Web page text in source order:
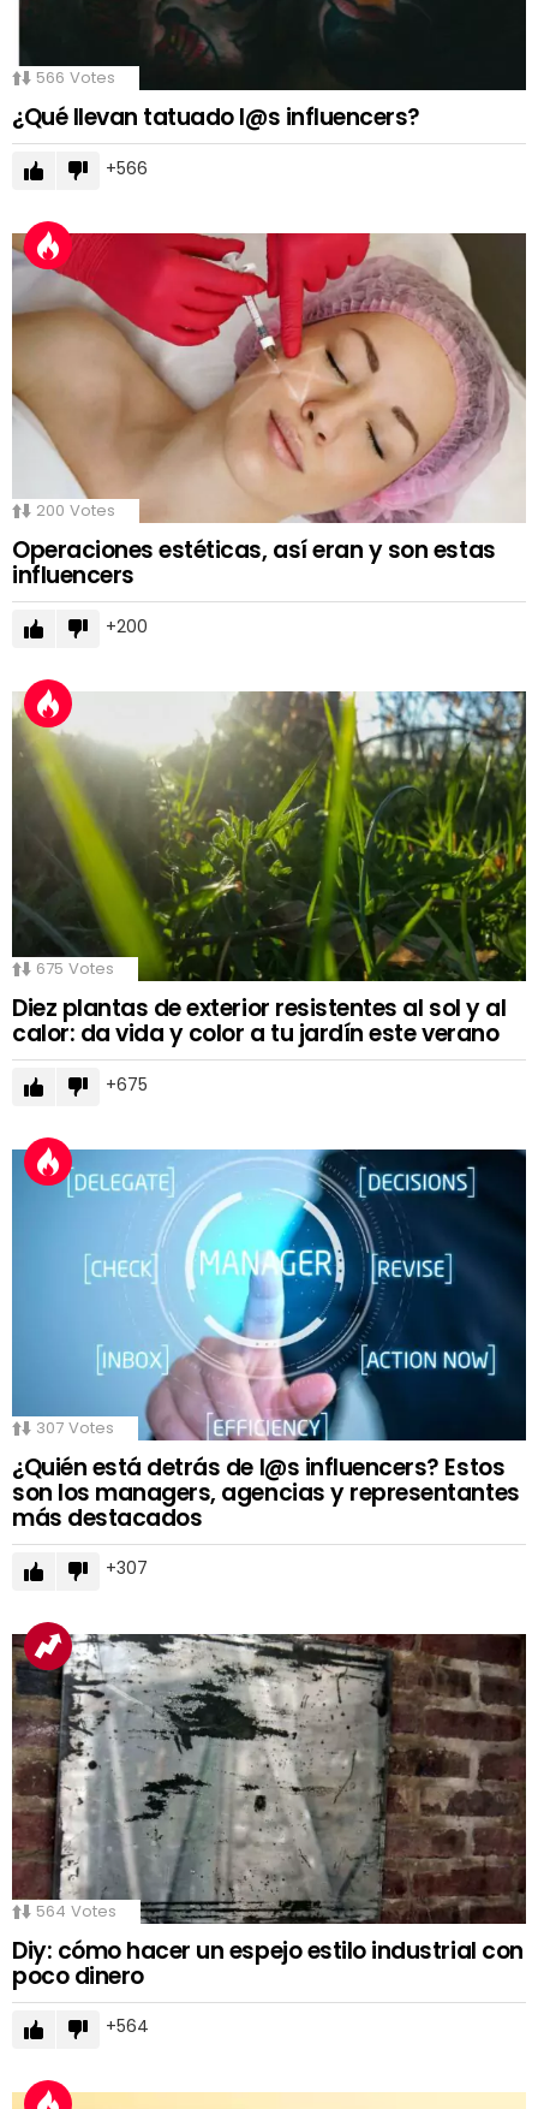
566 Votes
¿Qué llevan tatuado l@s influencers?
566
200 Votes
Operaciones estéticas, así eran y son estas
influencers
200
675 Votes
Diez plantas de exterior resistentes al sol y al
calor: da vida y color a tu jardín este verano
675
307 Votes
¿Quién está detrás de l@s influencers? Estos
son los managers, agencias y representantes
más destacados
307
564 Votes
Diy: cómo hacer un espejo estilo industrial con
poco dinero
564